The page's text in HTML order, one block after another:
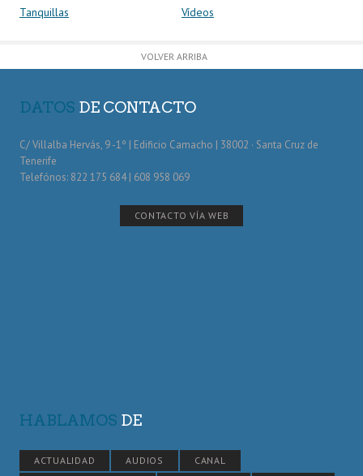
Tanquillas
Vídeos
VOLVER ARRIBA
DATOS DE CONTACTO
C/ Villalba Hervás, 9 -1º | Edificio Camacho | 38002 · Santa Cruz de
Tenerife
Telefónos: 822 175 684 | 608 958 069
CONTACTO VÍA WEB
HABLAMOS DE
ACTUALIDAD AUDIOS
CANAL